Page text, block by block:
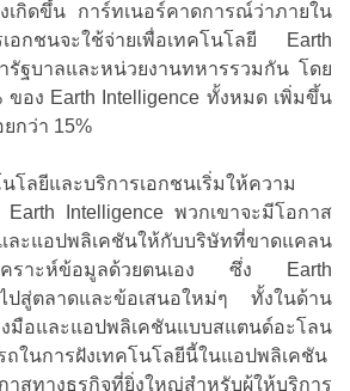
เกิดขึ้น การ์ทเนอร์คาดการณ์ว่าภายใน
ชนจะใช้จ่ายเพื่อเทคโนโลยี Earth
รัฐบาลและหน่วยงานทหารรวมกัน โดย
ของ Earth Intelligence ทั้งหมด เพิ่มขึ้น
กว่า 15%
นโลยีและบริการเอกชนเริ่มให้ความ
Intelligence พวกเขาจะมีโอกาส
ะแอปพลิเคชันให้กับบริษัทที่ขาดแคลน
เคราะห์ข้อมูลด้วยตนเอง ซึ่ง Earth
ปสู่ตลาดและข้อเสนอใหม่ๆ ทั้งในด้าน
มือและแอปพลิเคชันแบบสแตนด์อะโลน
ในการฝังเทคโนโลยีนี้ในแอปพลิเคชัน
ทางธุรกิจที่ยิ่งใหญ่สำหรับผู้ให้บริการ